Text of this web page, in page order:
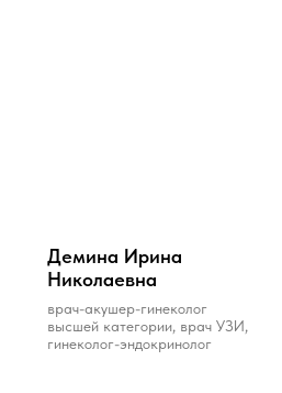
Деминa Иринa
Николaевнa
врач-акушер-гинеколог
высшей категории, врач УЗИ,
гинеколог-эндокринолог